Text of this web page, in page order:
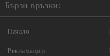
Бързи връзки:
Начало
Рекламации